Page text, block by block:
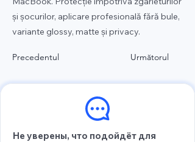
și șocurilor, aplicare profesională fără bule,
variante glossy, matte și privacy.
Precedentul Următorul
Не уверены, что подойдёт для